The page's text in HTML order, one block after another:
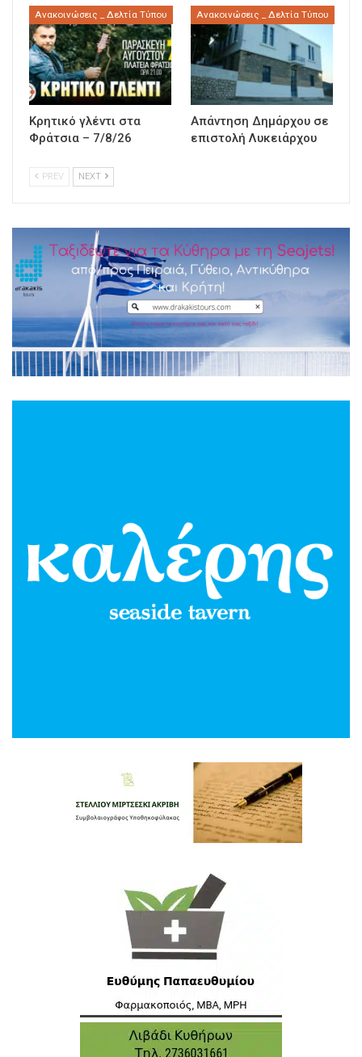
Ανακοινώσεις _ Δελτία Τύπου
Κρητικό γλέντι στα
Φράτσια – 7/8/26
Ανακοινώσεις _ Δελτία Τύπου
Απάντηση Δημάρχου σε
επιστολή Λυκειάρχου
PREV NEXT